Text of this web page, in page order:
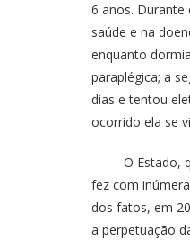
6 anos.
saúde e na
enquanto
paraplégica; a
dias e tentou
ocorrido ela se
O Estado,
fez com
dos fatos, em
a perpetuação